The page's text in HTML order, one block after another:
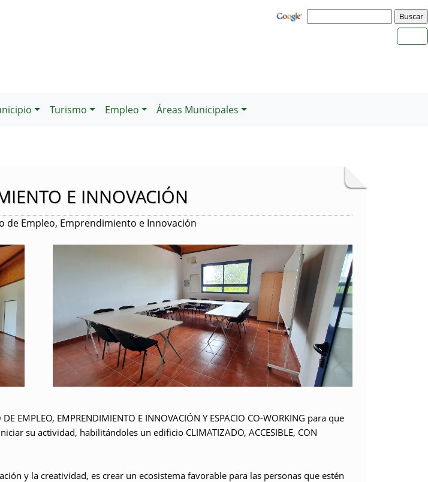
Turismo Empleo Áreas Municipales
E INNOVACIÓN
de Empleo, Emprendimiento e Innovación
DE EMPLEO, EMPRENDIMIENTO E INNOVACIÓN Y ESPACIO CO-WORKING para que
su actividad, habilitándoles un edificio CLIMATIZADO, ACCESIBLE, CON
y la creatividad, es crear un ecosistema favorable para las personas que estén